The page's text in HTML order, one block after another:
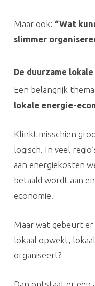
Maar ook: “Wat
slimmer
De duurzame
Een belangrijk
lokale energie-
Klinkt misschien
logisch. In veel
aan energiekosten
betaald wordt aan
economie.
Maar wat gebeurt er
lokaal opwekt,
organiseert?